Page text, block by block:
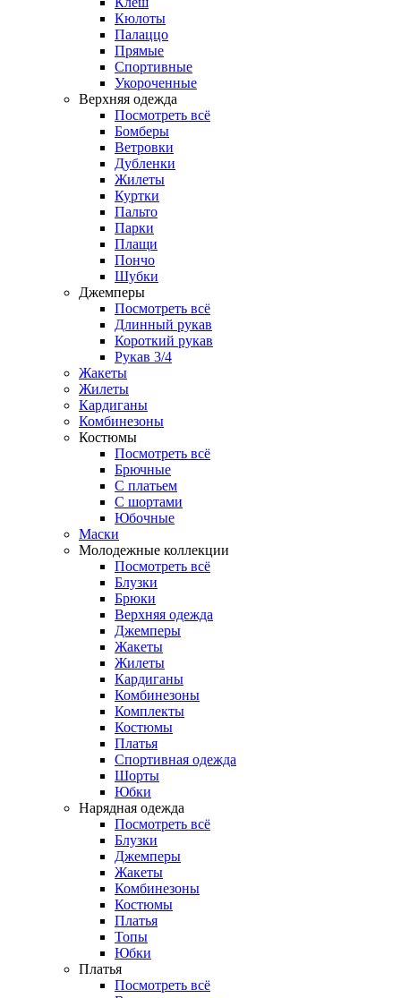
Кюлоты
Палаццо
Прямые
Спортивные
Укороченные
Верхняя одежда
Посмотреть всё
Бомберы
Ветровки
Дубленки
Жилеты
Куртки
Пальто
Парки
Плащи
Пончо
Шубки
Джемперы
Посмотреть всё
Длинный рукав
Короткий рукав
Рукав 3/4
Жакеты
Жилеты
Кардиганы
Комбинезоны
Костюмы
Посмотреть всё
Брючные
С платьем
С шортами
Юбочные
Маски
Молодежные коллекции
Посмотреть всё
Блузки
Брюки
Верхняя одежда
Джемперы
Жакеты
Жилеты
Кардиганы
Комбинезоны
Комплекты
Костюмы
Платья
Спортивная одежда
Шорты
Юбки
Нарядная одежда
Посмотреть всё
Блузки
Джемперы
Жакеты
Комбинезоны
Костюмы
Платья
Топы
Юбки
Платья
Посмотреть всё